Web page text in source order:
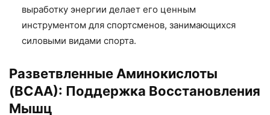
выработку энергии делает его ценным
инструментом для спортсменов, занимающихся
силовыми видами спорта.
Разветвленные Аминокислоты
(BCAA): Поддержка Восстановления
Мышц